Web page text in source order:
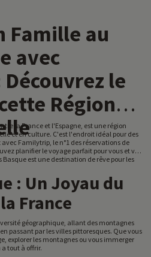
Famille au
avec
le
Région
la France et l'Espagne, est une région
et en culture. C'est l'endroit idéal pour des
Familytrip, le n°1 des réservations de
planifier le voyage parfait pour vous et vos
Basque est une destination de rêve pour les
: Un Joyau du
France
géographique, allant des montagnes
passant par les villes pittoresques. Que vous
explorer les montagnes ou vous immerger
tout à offrir.